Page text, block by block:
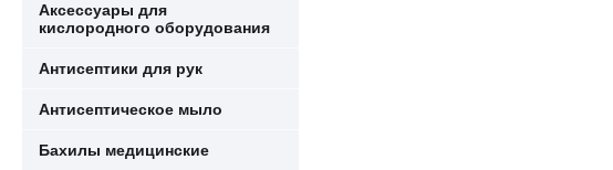
Аксессуары для
кислородного оборудования
Антисептики для рук
Антисептическое мыло
Бахилы медицинские